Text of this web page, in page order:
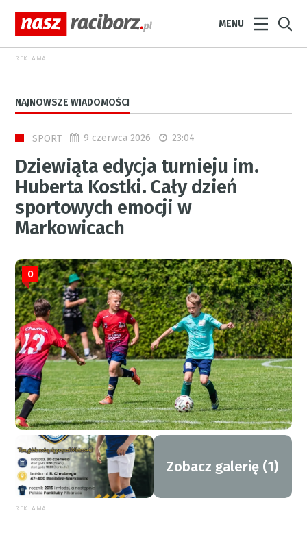
MENU
REKLAMA
NAJNOWSZE WIADOMOŚCI
SPORT 9 czerwca 2026 23:04
Dziewiąta edycja turnieju im.
Huberta Kostki. Cały dzień
sportowych emocji w
Markowicach
0
Zobacz galerię (1)
REKLAMA